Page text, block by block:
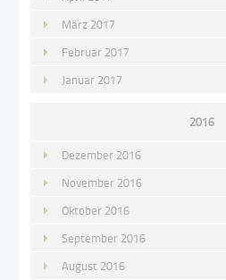
März 2017
Februar 2017
Januar 2017
2016
Dezember 2016
November 2016
Oktober 2016
September 2016
August 2016